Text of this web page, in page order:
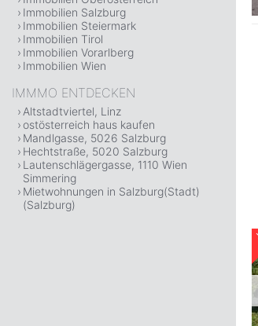
Immobilien Salzburg
Immobilien Steiermark
Immobilien Tirol
Immobilien Vorarlberg
Immobilien Wien
IMMMO ENTDECKEN
Altstadtviertel, Linz
ostösterreich haus kaufen
Mandlgasse, 5026 Salzburg
Hechtstraße, 5020 Salzburg
Lautenschlägergasse, 1110 Wien
Simmering
Mietwohnungen in Salzburg(Stadt)
(Salzburg)